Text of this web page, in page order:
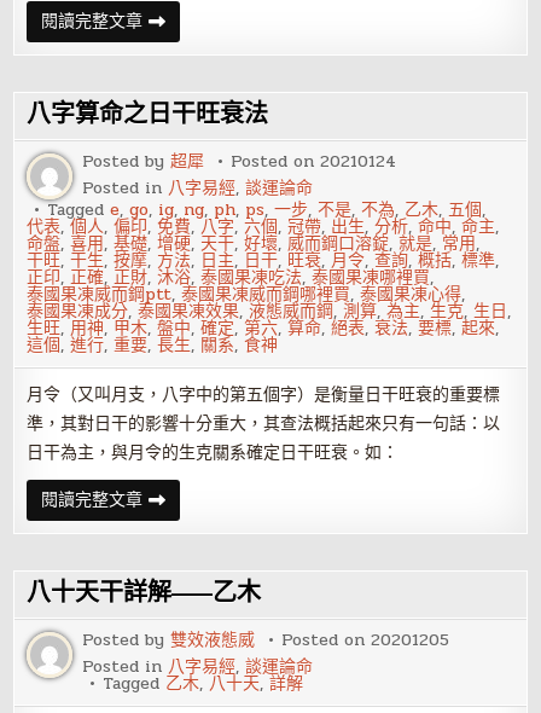
閱讀完整文章紫
微
乙
星
曜
之
天
才
星
八字算命之日干旺衰法
Posted by超犀 Posted on20210124
Posted in 八字易經,談運論命
Taggede,go, ig, ng, ph, ps,一步,不是,不為, 乙木,五個,
代表,個人,偏印,免費,八字,六個,冠帶, 出生,分析,命中,命主,
命盤,喜用,基礎,增硬, 天干,好壞,威而鋼口溶錠,就是, 常用,
干旺,干生,按摩, 方法, 日主, 日干, 旺衰, 月令,查詢,概括,標準,
正印,正確,正財,沐浴,泰國果凍吃法,泰國果凍哪裡買,
泰國果凍威而鋼ptt,泰國果凍威而鋼哪裡買,泰國果凍心得,
泰國果凍成分,泰國果凍效果,液態威而鋼,測算,為主,生克,生日,
生旺, 用神, 甲木,盤中,確定, 第六,算命,絕表,衰法,要標,起來,
這個,進行,重要,長生, 關系,食神
月令（又叫月支，八字中的第五個字）是衡量日干旺衰的重要標
準，其對日干的影響十分重大，其查法概括起來只有一句話：以
日干為主，與月令的生克關系確定日干旺衰。如：
閱讀完整文章八
字
算
之
日
干
旺
衰
法
八十天干詳解——乙木
Posted by雙效液態威 Posted on20201205
Posted in 八字易經,談運論命
Tagged 乙木, 八十天,詳解